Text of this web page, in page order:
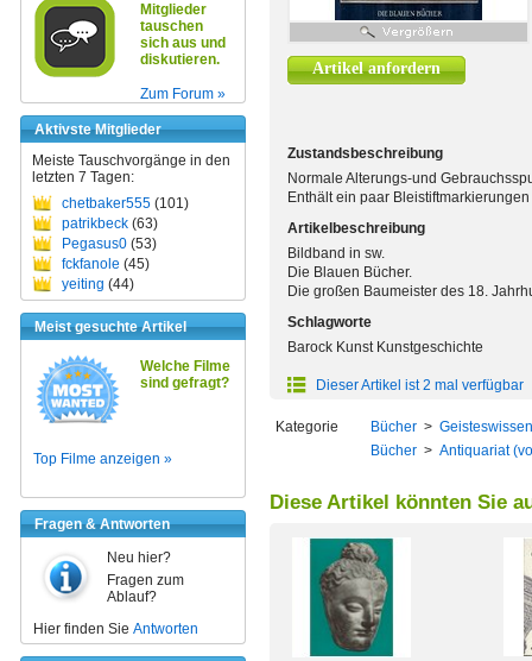
Mitglieder
tauschen
sich aus und
diskutieren.
Zum Forum »
Aktivste Mitglieder
Meiste Tauschvorgänge in den
letzten 7 Tagen:
chetbaker555 (101)
patrikbeck (63)
Pegasus0 (53)
fckfanole (45)
yeiting (44)
Meist gesuchte Artikel
Welche Filme
sind gefragt?
Top Filme anzeigen »
Fragen & Antworten
Neu hier?
Fragen zum
Ablauf?
Hier finden Sie Antworten
Artikel anfordern
Zustandsbeschreibung
Normale Alterungs-und
Enthält ein paar
Artikelbeschreibung
Bildband in sw.
Die Blauen Bücher.
Die großen Baumeister des 18.
Schlagworte
Barock Kunst Kunstgeschichte
Dieser Artikel ist 2 mal verfügbar
Kategorie Bücher >
Bücher > Antiquariat
Diese Artikel könnten Sie